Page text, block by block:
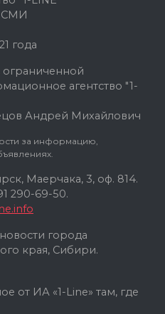
СМИ
года
агентство "1-
Андрей Михайлович
за информацию,
Маерчака, 3, оф. 814.
290-69-50.
города
края, Сибири.
от ИА «1-Line» там, где